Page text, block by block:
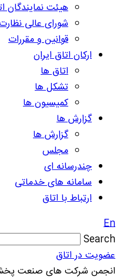
هیئت نمایندگان
شورای عالی
قوانین و مقررات
ارکان اتاق ایران
اتاق ها
تشکل ها
کمیسیون ها
گزارش ها
گزارش ها
مجلس
چندرسانه ای
سامانه های خدماتی
ارتباط با اتاق
En
Search
عضویت در اتاق
انجمن شرکت های صنعت پخش